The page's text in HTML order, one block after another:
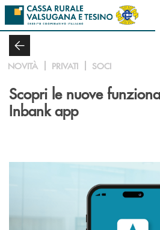
Salta al contenuto principale
NOVITÀ PRIVATI SOCI
Scopri le nuove
Inbank app